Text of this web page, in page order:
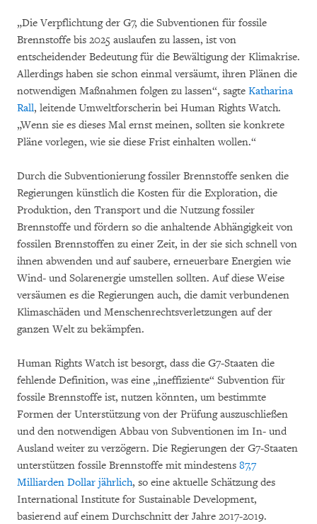
„Die Verpflichtung der G7, die Subventionen für fossile
Brennstoffe bis 2025 auslaufen zu lassen, ist von
entscheidender Bedeutung für die Bewältigung der Klimakrise.
Allerdings haben sie schon einmal versäumt, ihren Plänen die
notwendigen Maßnahmen folgen zu lassen“, sagte Katharina
Rall, leitende Umweltforscherin bei Human Rights Watch.
„Wenn sie es dieses Mal ernst meinen, sollten sie konkrete
Pläne vorlegen, wie sie diese Frist einhalten wollen.“
Durch die Subventionierung fossiler Brennstoffe senken die
Regierungen künstlich die Kosten für die Exploration, die
Produktion, den Transport und die Nutzung fossiler
Brennstoffe und fördern so die anhaltende Abhängigkeit von
fossilen Brennstoffen zu einer Zeit, in der sie sich schnell von
ihnen abwenden und auf saubere, erneuerbare Energien wie
Wind- und Solarenergie umstellen sollten. Auf diese Weise
versäumen es die Regierungen auch, die damit verbundenen
Klimaschäden und Menschenrechtsverletzungen auf der
ganzen Welt zu bekämpfen.
Human Rights Watch ist besorgt, dass die G7-Staaten die
fehlende Definition, was eine „ineffiziente“ Subvention für
fossile Brennstoffe ist, nutzen könnten, um bestimmte
Formen der Unterstützung von der Prüfung auszuschließen
und den notwendigen Abbau von Subventionen im In- und
Ausland weiter zu verzögern. Die Regierungen der G7-Staaten
unterstützen fossile Brennstoffe mit mindestens 87,7
Milliarden Dollar jährlich, so eine aktuelle Schätzung des
International Institute for Sustainable Development,
basierend auf einem Durchschnitt der Jahre 2017-2019.